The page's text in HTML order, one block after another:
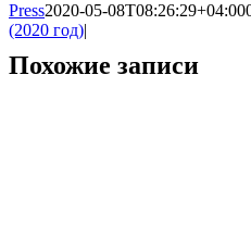
Press2020-05-08T08:26:29+04:00
(2020 год)|
Похожие записи